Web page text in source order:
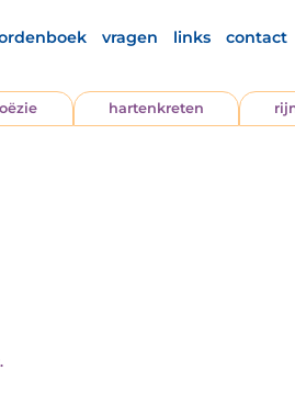
vragen links contact
hartenkreten